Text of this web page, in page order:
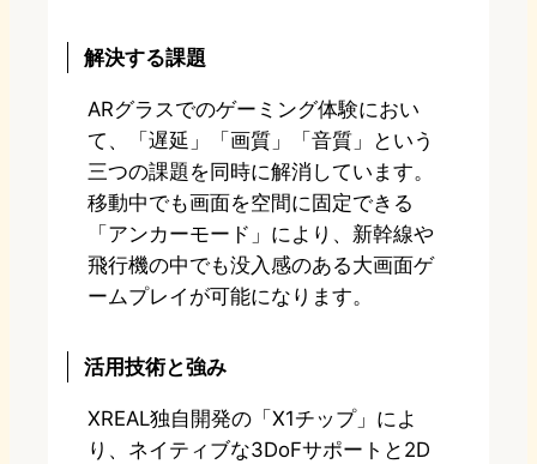
解決する課題
ARグラスでのゲーミング体験におい
て、「遅延」「画質」「音質」という
三つの課題を同時に解消しています。
移動中でも画面を空間に固定できる
「アンカーモード」により、新幹線や
飛行機の中でも没入感のある大画面ゲ
ームプレイが可能になります。
活用技術と強み
XREAL独自開発の「X1チップ」によ
り、ネイティブな3DoFサポートと2D